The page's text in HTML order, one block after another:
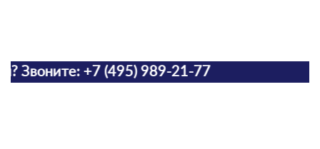
+7 (495) 989-21-77